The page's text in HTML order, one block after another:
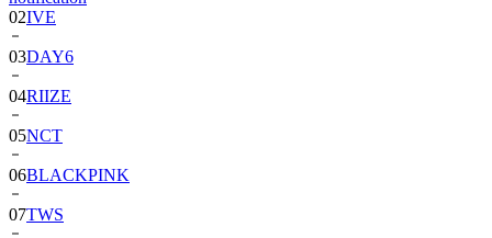
03DAY6
04RIIZE
05NCT
06BLACKPINK
07TWS
08Byeon
Woo-